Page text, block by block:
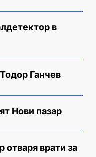
в
Ганчев
Нови пазар
отваря врати за